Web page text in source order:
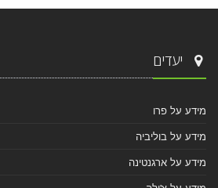
יעדים
מידע על פרו
מידע על בוליביה
מידע על ארגנטינה